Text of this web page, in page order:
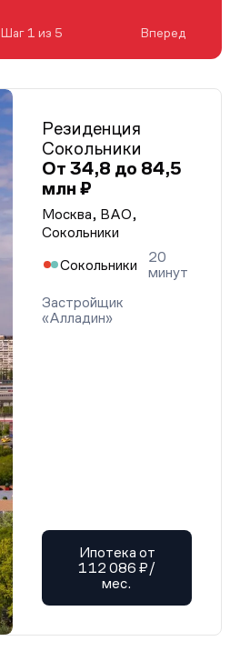
Резиденция
Сокольники
От 34,8 до 84,5
млн ₽
Москва, ВАО,
Сокольники
Сокольники
20
минут
Застройщик
«Алладин»
Ипотека от
112 086 ₽/
мес.
Шаг 1 из 5 Вперед